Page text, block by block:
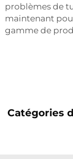
problèmes de
maintenant
gamme de
Catégories